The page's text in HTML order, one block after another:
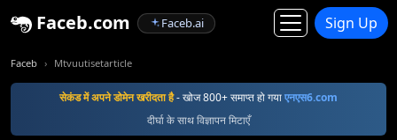
Faceb.com Faceb.ai Sign Up
Faceb Mtvuutisetarticle
सेकंड में अपने डोमेन खरीदता है- खोज 800+ समाप्त हो गयाएनएस6.com
दीर्घा के साथ विज्ञापन मिटाएँ